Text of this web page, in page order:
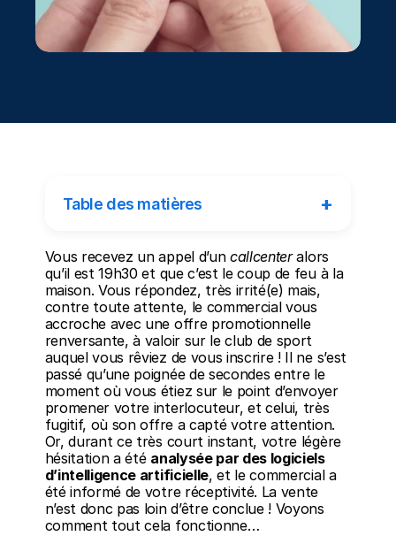
Table des matières +
Vous recevez un appel d’un callcenter alors
qu’il est 19h30 et que c’est le coup de feu à la
maison. Vous répondez, très irrité(e) mais,
contre toute attente, le commercial vous
accroche avec une offre promotionnelle
renversante, à valoir sur le club de sport
auquel vous rêviez de vous inscrire ! Il ne s’est
passé qu’une poignée de secondes entre le
moment où vous étiez sur le point d’envoyer
promener votre interlocuteur, et celui, très
fugitif, où son offre a capté votre attention.
Or, durant ce très court instant, votre légère
hésitation a été analysée par des logiciels
d’intelligence artificielle, et le commercial a
été informé de votre réceptivité. La vente
n’est donc pas loin d’être conclue ! Voyons
comment tout cela fonctionne…